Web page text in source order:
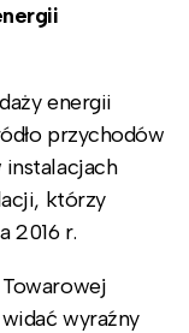
energii
przychodów
którzy
2016 r.
wyraźny